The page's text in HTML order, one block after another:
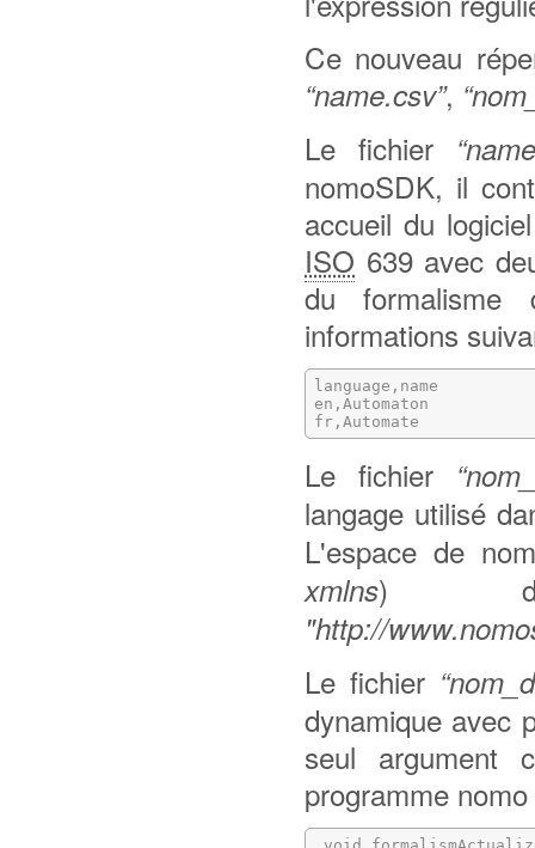
Ce nouveau
“name.csv”,
Le fichier
nomoSDK, il
accueil du
ISO 639 avec
du
informations
language,name
en,Automaton
fr,Automate
Le fichier
langage utilisé
L'espace de
xmlns)
"http://
Le fichier
dynamique avec
seul argument
programme